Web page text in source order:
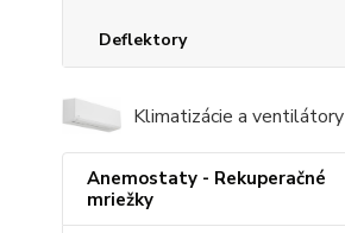
Deflektory
Klimatizácie a ventilátory
Anemostaty - Rekuperačné
mriežky